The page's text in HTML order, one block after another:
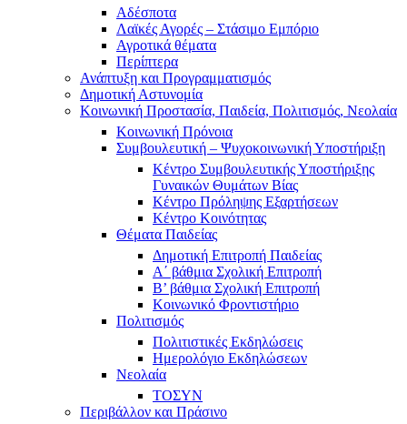
Αδέσποτα
Λαϊκές Αγορές – Στάσιμο Εμπόριο
Αγροτικά θέματα
Περίπτερα
Ανάπτυξη και Προγραμματισμός
Δημοτική Αστυνομία
Κοινωνική Προστασία, Παιδεία, Πολιτισμός, Νεολαία
Κοινωνική Πρόνοια
Συμβουλευτική – Ψυχοκοινωνική Υποστήριξη
Κέντρο Συμβουλευτικής Υποστήριξης
Γυναικών Θυμάτων Βίας
Κέντρο Πρόληψης Εξαρτήσεων
Κέντρο Κοινότητας
Θέματα Παιδείας
Δημοτική Επιτροπή Παιδείας
Α΄ βάθμια Σχολική Επιτροπή
B’ βάθμια Σχολική Επιτροπή
Κοινωνικό Φροντιστήριο
Πολιτισμός
Πολιτιστικές Εκδηλώσεις
Ημερολόγιο Εκδηλώσεων
Νεολαία
ΤΟΣΥΝ
Περιβάλλον και Πράσινο